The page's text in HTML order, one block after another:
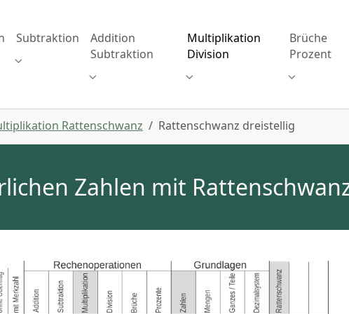
for "Addition"
Subtraktion
Submenu for "Subtraktion"
Addition
Subtraktion
Submenu for "Addition Subtraktion"
Multiplikation
Division
Submenu for "Multiplikation
Brüche
Prozent
Submenu
Rattenschwanz Rattenschwanz dreistellig
Zahlen mit